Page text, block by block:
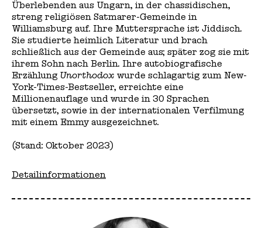
Überlebenden aus Ungarn, in der chassidischen,
streng religiösen Satmarer-Gemeinde in
Williamsburg auf. Ihre Muttersprache ist Jiddisch.
Sie studierte heimlich Literatur und brach
schließlich aus der Gemeinde aus; später zog sie mit
ihrem Sohn nach Berlin. Ihre autobiografische
Erzählung Unorthodox wurde schlagartig zum New-
York-Times-Bestseller, erreichte eine
Millionenauflage und wurde in 30 Sprachen
übersetzt, sowie in der internationalen Verfilmung
mit einem Emmy ausgezeichnet.
(Stand: Oktober 2023)
Detailinformationen